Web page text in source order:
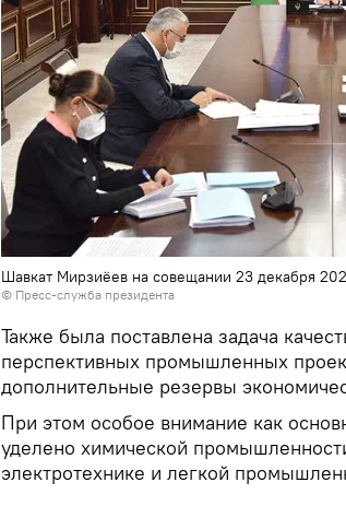
Шавкат Мирзиёев на совещании 23 декабря
© Пресс-служба президента
Также была поставлена задача
перспективных промышленных
дополнительные резервы
При этом особое внимание как
уделено химической
электротехнике и легкой